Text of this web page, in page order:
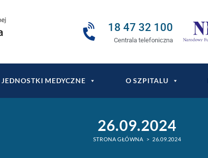
18 47 32 100
Centrala telefoniczna
JEDNOSTKI MEDYCZNE O SZPITALU
26.09.2024
STRONA GŁÓWNA > 26.09.2024